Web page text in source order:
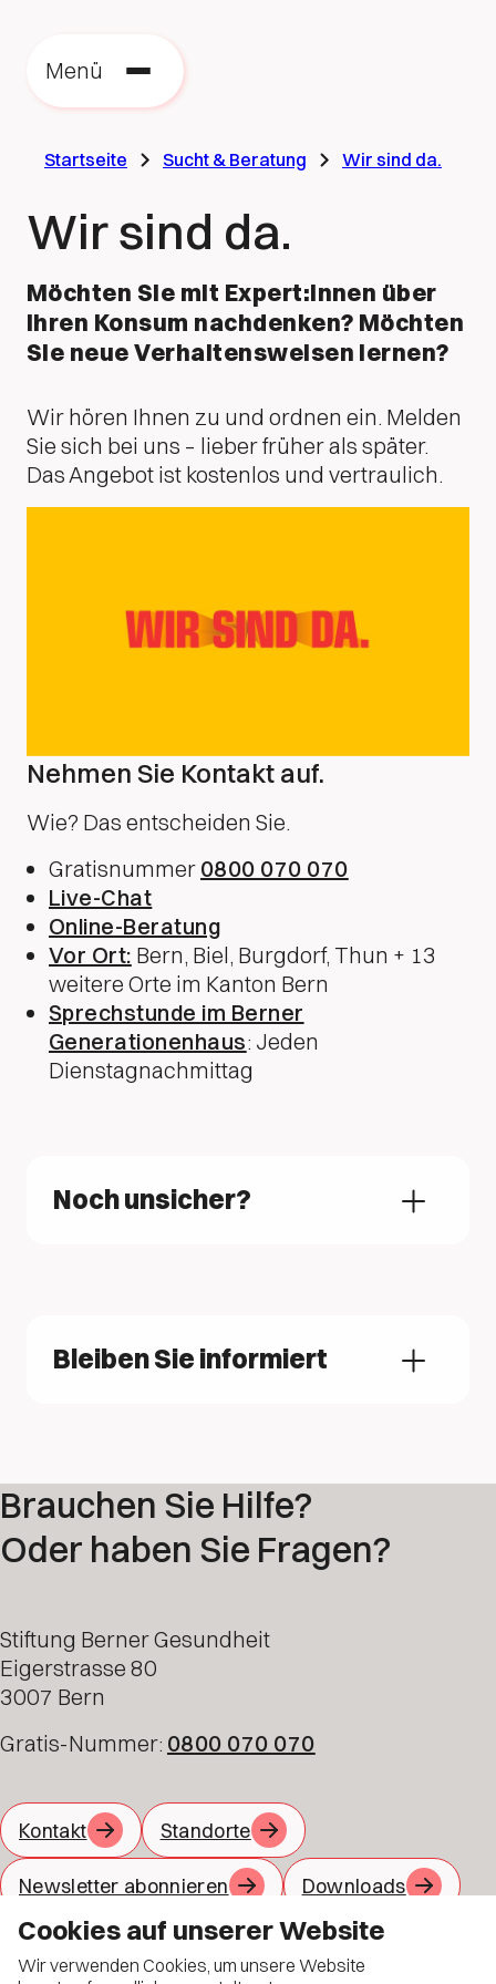
Menü
Startseite Sucht & Beratung Wir sind da.
Wir sind da.
Möchten Sie mit Expert:innen über
Ihren Konsum nachdenken? Möchten
Sie neue Verhaltensweisen lernen?
Wir hören Ihnen zu und ordnen ein. Melden
Sie sich bei uns – lieber früher als später.
Das Angebot ist kostenlos und vertraulich.
Nehmen Sie Kontakt auf.
Wie? Das entscheiden Sie.
Gratisnummer 0800 070 070
Live-Chat
Online-Beratung
Vor Ort: Bern, Biel, Burgdorf, Thun + 13
weitere Orte im Kanton Bern
Sprechstunde im Berner
Generationenhaus: Jeden
Dienstagnachmittag
Noch unsicher?
Bleiben Sie informiert
Brauchen Sie Hilfe?
Oder haben Sie Fragen?
Stiftung Berner Gesundheit
Eigerstrasse 80
3007 Bern
Gratis-Nummer: 0800 070 070
Kontakt Standorte
Newsletter abonnieren Downloads
Jobs Material bestellen
Cookies auf unserer Website
Wir verwenden Cookies, um unsere Website